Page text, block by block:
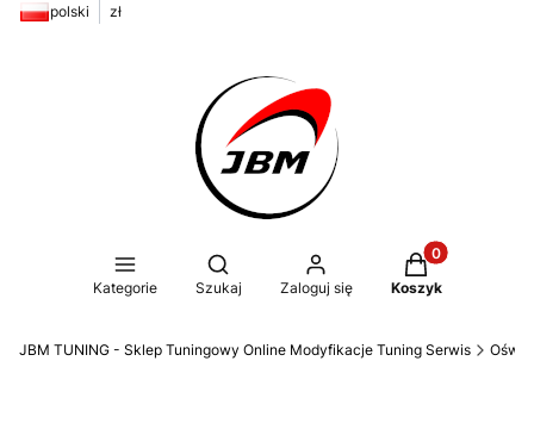
polski zł
Kategorie
Otwórz wyszukiwarkę
Szukaj Zaloguj się
Produkty w
Koszyk
JBM TUNING - Sklep Tuningowy Online Modyfikacje Tuning Serwis